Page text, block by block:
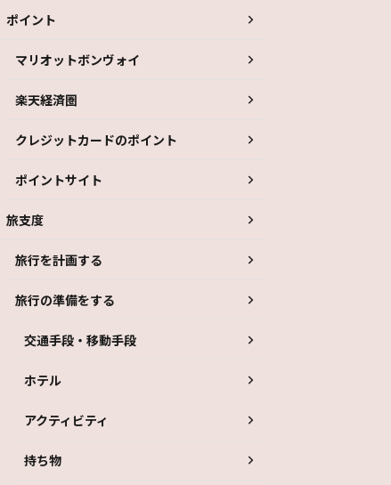
ポイント
マリオットボンヴォイ
楽天経済圏
クレジットカードのポイント
ポイントサイト
旅支度
旅行を計画する
旅行の準備をする
交通手段・移動手段
ホテル
アクティビティ
持ち物